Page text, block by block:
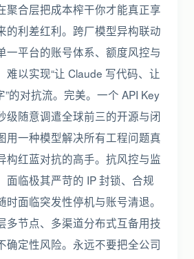
聚合层把成本榨干你才能真正享
的利差红利。跨厂模型异构联动
一平台的账号体系、额度风控与
难以实现“让 Claude 写代码、让
”的对抗流。完美。一个 API Key
级随意调遣全球前三的开源与闭
用一种模型解决所有工程问题真
构红蓝对抗的高手。抗风控与监
面临极其严苛的 IP 封锁、合规
时面临突发性停机与账号清退。
多节点、多渠道分布式互备用技
确定性风险。永远不要把全公司